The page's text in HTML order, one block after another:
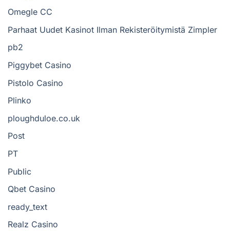
Omegle CC
Parhaat Uudet Kasinot Ilman Rekisteröitymistä Zimpler
pb2
Piggybet Casino
Pistolo Casino
Plinko
ploughduloe.co.uk
Post
PT
Public
Qbet Casino
ready_text
Realz Casino